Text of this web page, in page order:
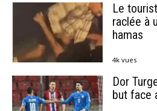
Le
raclée à
hamas
4k vues
Dor
but face